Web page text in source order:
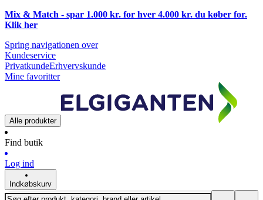
Mix & Match - spar 1.000 kr. for hver 4.000 kr. du køber for.
Klik her
Spring navigationen over
Kundeservice
PrivatkundeErhvervskunde
Mine favoritter
Alle produkter
Find butik
Log ind
Indkøbskurv